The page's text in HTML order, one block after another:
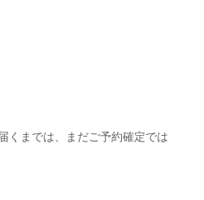
くまでは、まだご予約確定では